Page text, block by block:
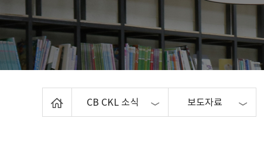
CB CKL 소식 보도자료